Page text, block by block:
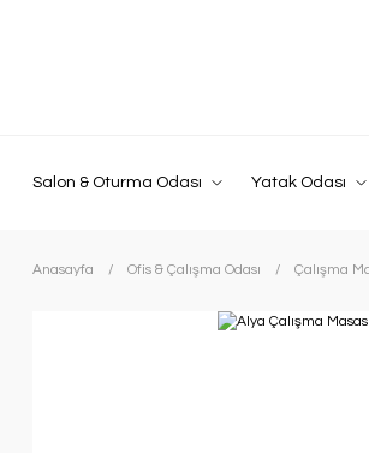
Salon & Oturma Odası Yatak Odası
Anasayfa Ofis & Çalışma Odası Çalışma